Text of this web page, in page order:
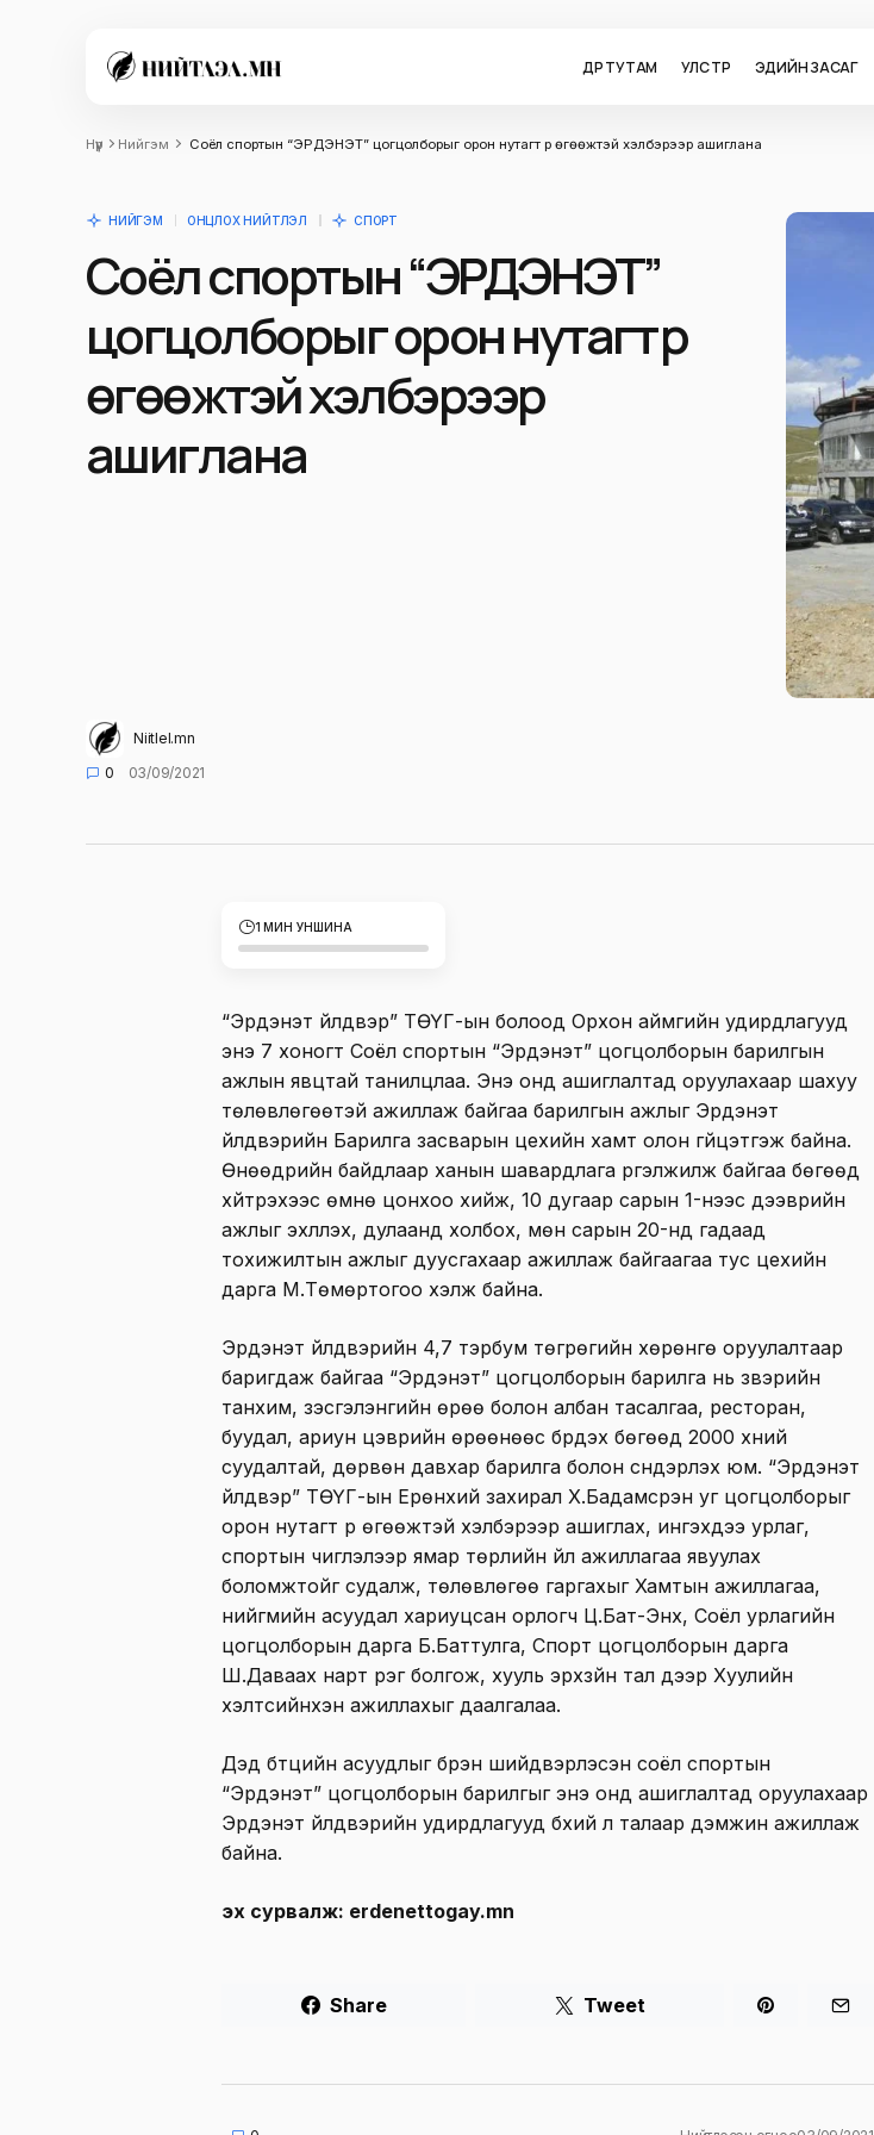
ӨДӨР ТУТАМ УЛС ТӨР ЭДИЙН ЗАСАГ
Нүүр Нийгэм Соёл спортын “ЭРДЭНЭТ” цогцолборыг орон нутагт үр өгөөжтэй хэлбэрээр ашиглана
НИЙГЭМ ОНЦЛОХ НИЙТЛЭЛ СПОРТ
Соёл спортын “ЭРДЭНЭТ”
цогцолборыг орон нутагт үр
өгөөжтэй хэлбэрээр
ашиглана
Niitlel.mn
0
03/09/2021
1 МИН УНШИНА
“Эрдэнэт үйлдвэр” ТӨҮГ-ын болоод Орхон аймгийн удирдлагууд
энэ 7 хоногт Соёл спортын “Эрдэнэт” цогцолборын барилгын
ажлын явцтай танилцлаа. Энэ онд ашиглалтад оруулахаар шахуу
төлөвлөгөөтэй ажиллаж байгаа барилгын ажлыг Эрдэнэт
үйлдвэрийн Барилга засварын цехийн хамт олон гүйцэтгэж байна.
Өнөөдрийн байдлаар ханын шавардлага үргэлжилж байгаа бөгөөд
хүйтрэхээс өмнө цонхоо хийж, 10 дугаар сарын 1-нээс дээврийн
ажлыг эхлүүлэх, дулаанд холбох, мөн сарын 20-нд гадаад
тохижилтын ажлыг дуусгахаар ажиллаж байгаагаа тус цехийн
дарга М.Төмөртогоо хэлж байна.
Эрдэнэт үйлдвэрийн 4,7 тэрбум төгрөгийн хөрөнгө оруулалтаар
баригдаж байгаа “Эрдэнэт” цогцолборын барилга нь үзвэрийн
танхим, үзэсгэлэнгийн өрөө болон албан тасалгаа, ресторан,
буудал, ариун цэврийн өрөөнөөс бүрдэх бөгөөд 2000 хүний
суудалтай, дөрвөн давхар барилга болон сүндэрлэх юм. “Эрдэнэт
үйлдвэр” ТӨҮГ-ын Ерөнхий захирал Х.Бадамсүрэн уг цогцолборыг
орон нутагт үр өгөөжтэй хэлбэрээр ашиглах, ингэхдээ урлаг,
спортын чиглэлээр ямар төрлийн үйл ажиллагаа явуулах
боломжтойг судалж, төлөвлөгөө гаргахыг Хамтын ажиллагаа,
нийгмийн асуудал хариуцсан орлогч Ц.Бат-Энх, Соёл урлагийн
цогцолборын дарга Б.Баттулга, Спорт цогцолборын дарга
Ш.Даваахүү нарт үүрэг болгож, хууль эрхзүйн тал дээр Хуулийн
хэлтсийнхэн ажиллахыг даалгалаа.
Дэд бүтцийн асуудлыг бүрэн шийдвэрлэсэн соёл спортын
“Эрдэнэт” цогцолборын барилгыг энэ онд ашиглалтад оруулахаар
Эрдэнэт үйлдвэрийн удирдлагууд бүхий л талаар дэмжин ажиллаж
байна.
эх сурвалж: erdenettogay.mn
Share Tweet